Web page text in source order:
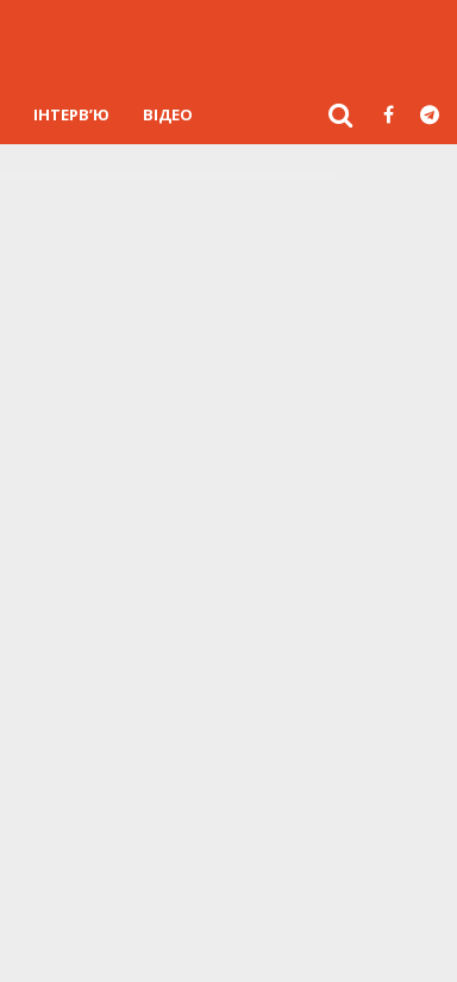
ІНТЕРВ’Ю ВІДЕО